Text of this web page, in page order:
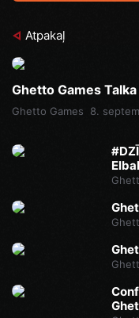
Atpakaļ
Ghetto Games
Ghetto Games 8.